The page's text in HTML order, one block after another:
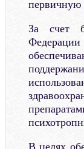
первичную
За счет
В целях